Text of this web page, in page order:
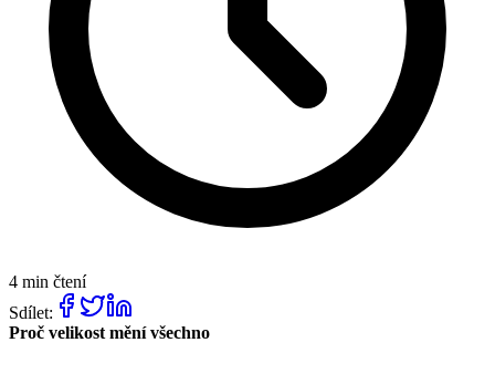
4 min čtení
Sdílet:
Proč velikost mění všechno